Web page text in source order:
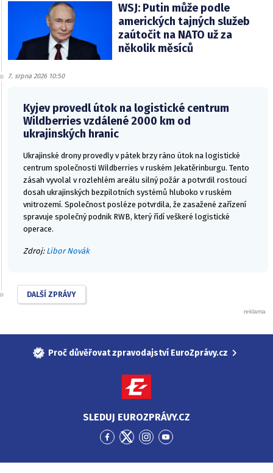
WSJ: Putin může podle
amerických tajných služeb
zaútočit na NATO už za
několik měsíců
7. srpna 2026 10:50
Kyjev provedl útok na logistické centrum
Wildberries vzdálené 2000 km od
ukrajinských hranic
Ukrajinské drony provedly v pátek brzy ráno útok na logistické
centrum společnosti Wildberries v ruském Jekatěrinburgu. Tento
zásah vyvolal v rozlehlém areálu silný požár a potvrdil rostoucí
dosah ukrajinských bezpilotních systémů hluboko v ruském
vnitrozemí. Společnost posléze potvrdila, že zasažené zařízení
spravuje společný podnik RWB, který řídí veškeré logistické
operace.
Zdroj: Libor Novák
DALŠÍ ZPRÁVY
Proč důvěřovat zpravodajství EuroZprávy.cz
SLEDUJ EUROZPRÁVY.CZ
Přejít
Facebook
Přejít
Twitter
Přejít
Instagram
Přejít
YouTube